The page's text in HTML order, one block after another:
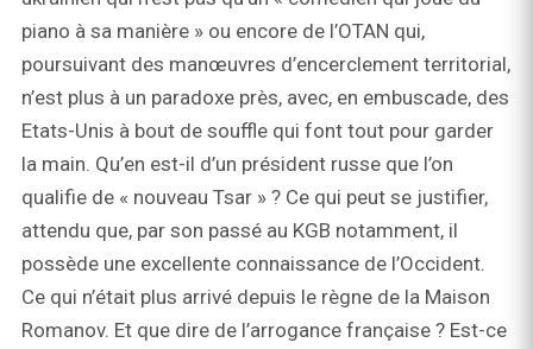
piano à sa manière » ou encore de l’OTAN qui,
poursuivant des manœuvres d’encerclement territorial,
n’est plus à un paradoxe près, avec, en embuscade, des
Etats-Unis à bout de souffle qui font tout pour garder
la main. Qu’en est-il d’un président russe que l’on
qualifie de « nouveau Tsar » ? Ce qui peut se justifier,
attendu que, par son passé au KGB notamment, il
possède une excellente connaissance de l’Occident.
Ce qui n’était plus arrivé depuis le règne de la Maison
Romanov. Et que dire de l’arrogance française ? Est-ce